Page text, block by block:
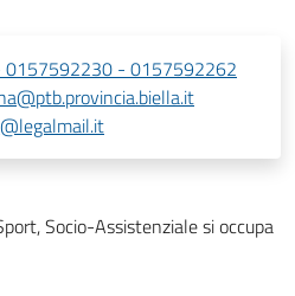
- 0157592262
Socio-Assistenziale si occupa